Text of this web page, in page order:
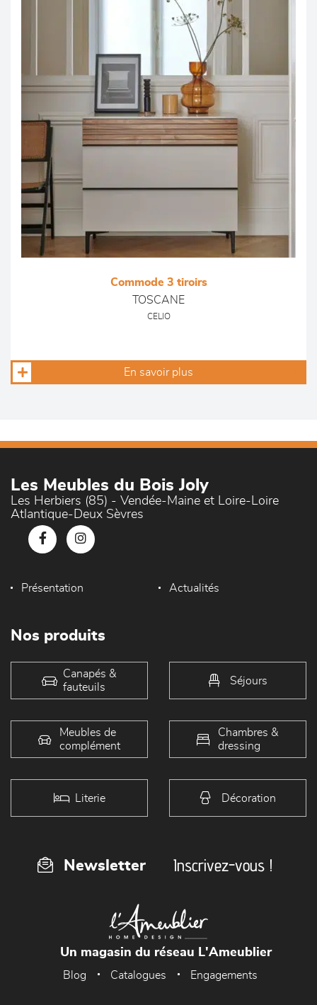
Commode 3 tiroirs
TOSCANE
CELIO
En savoir plus
Les Meubles du Bois Joly
Les Herbiers (85) - Vendée-Maine et Loire-Loire
Atlantique-Deux Sèvres
Présentation Actualités
Nos produits
Canapés &
fauteuils
Séjours
Meubles de
complément
Chambres &
dressing
Literie Décoration
Newsletter Inscrivez-vous !
Un magasin du réseau L'Ameublier
Blog Catalogues Engagements